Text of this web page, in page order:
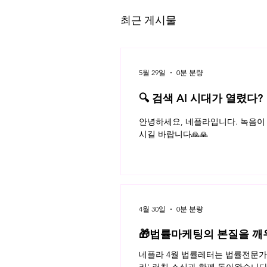
프로파일 스쿼팅
최근 게시물
🔍 검색 AI 시대가 열렸다
플라 법률레터
안녕하세요, 네플라입니다. 녹음
시길 바랍니다🙏🙏
5월 29일 0분 분량
🎁법률마케팅의 본질을
네플라 4월 법률레터는 법률전문
4월 30일 0분 분량